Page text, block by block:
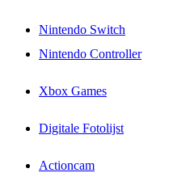
Nintendo Switch
Nintendo Controller
Xbox Games
Digitale Fotolijst
Actioncam